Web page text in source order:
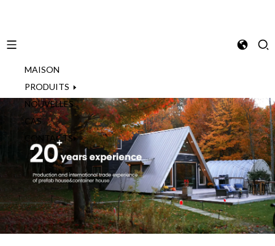
MAISON
PRODUITS
NOUVELLES
CAS
CONTACTS